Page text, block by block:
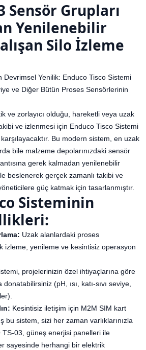
Sensör Grupları
Yenilenebilir
Silo İzleme
Devrimsel Yenilik: Enduco Tisco Sistemi
ve Diğer Bütün Proses Sensörlerinin
ve zorlayıcı olduğu, hareketli veya uzak
ve izlenmesi için Enduco Tisco Sistemi
karşılayacaktır. Bu modern sistem, en uzak
bile malzeme depolarınızdaki sensör
gerek kalmadan yenilenebilir
beslenerek gerçek zamanlı takibi ve
güç katmak için tasarlanmıştır.
Sisteminin
Uzak alanlardaki proses
izleme, yenileme ve kesintisiz operasyon
projelerinizin özel ihtiyaçlarına göre
(pH, ısı, katı-sıvı seviye,
Kesintisiz iletişim için M2M SIM kart
bu sistem, sizi her zaman varlıklarınızla
TS-03, güneş enerjisi panelleri ile
sayesinde herhangi bir elektrik